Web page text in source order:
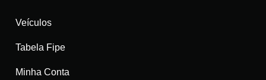
Veículos
Tabela Fipe
Minha Conta